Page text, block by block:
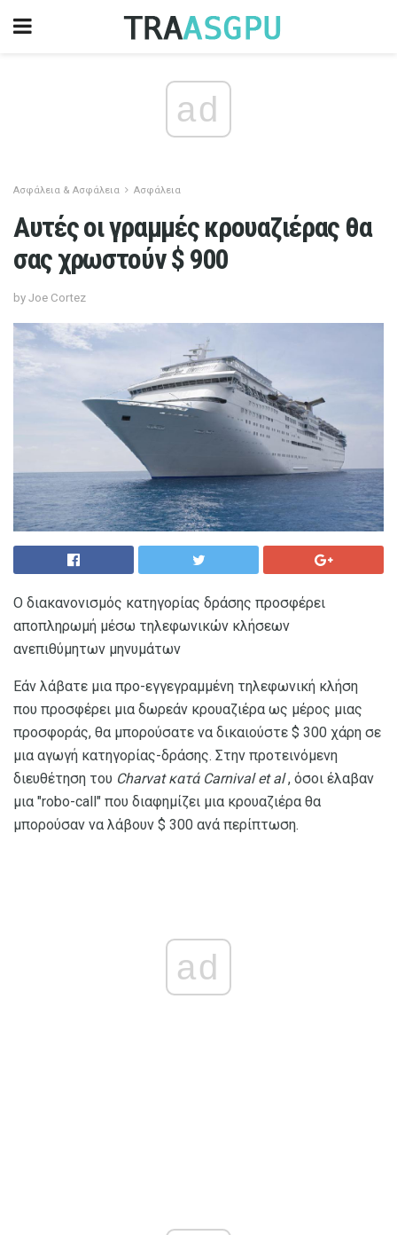
ad
Ασφάλεια & Ασφάλεια Ασφάλεια
Αυτές οι γραμμές κρουαζιέρας θα
σας χρωστούν $ 900
by Joe Cortez
Ο διακανονισμός κατηγορίας δράσης προσφέρει
αποπληρωμή μέσω τηλεφωνικών κλήσεων
ανεπιθύμητων μηνυμάτων
Εάν λάβατε μια προ-εγγεγραμμένη τηλεφωνική κλήση
που προσφέρει μια δωρεάν κρουαζιέρα ως μέρος μιας
προσφοράς, θα μπορούσατε να δικαιούστε $ 300 χάρη σε
μια αγωγή κατηγορίας-δράσης. Στην προτεινόμενη
διευθέτηση του Charvat κατά Carnival et al, όσοι έλαβαν
μια "robo-call" που διαφημίζει μια κρουαζιέρα θα
μπορούσαν να λάβουν $ 300 ανά περίπτωση.
ad